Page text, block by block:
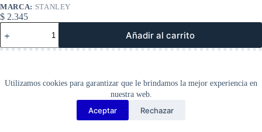
Utilizamos cookies para garantizar que le brindamos la mejor experiencia en
nuestra web.
Aceptar Rechazar
MARCA: STANLEY
$ 2.345
LLAVES
AJUSTABLES
STANLEY
87435
Añadir al carrito
Copyright Barbosa Tools©